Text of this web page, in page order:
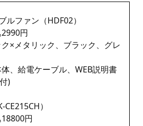
ルファン（HDF02）
円
ク×メタリック、ブラック、グレ
体、給電ケーブル、WEB説明書
)
）
18800円